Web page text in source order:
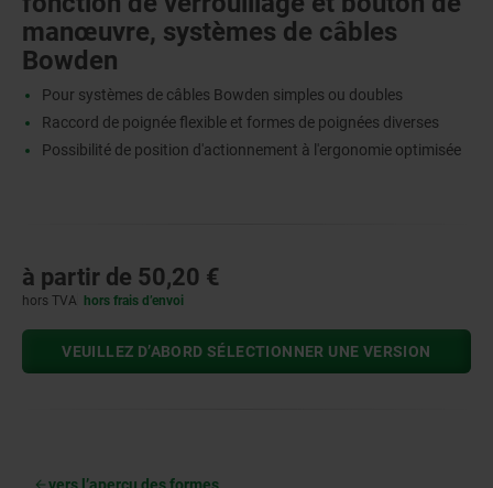
manœuvre, systèmes de câbles
Bowden
Pour systèmes de câbles Bowden simples ou doubles
Raccord de poignée flexible et formes de poignées diverses
Possibilité de position d'actionnement à l'ergonomie optimisée
à partir de 50,20 €
hors TVA hors frais d’envoi
VEUILLEZ D’ABORD SÉLECTIONNER UNE VERSION
vers l’aperçu des formes